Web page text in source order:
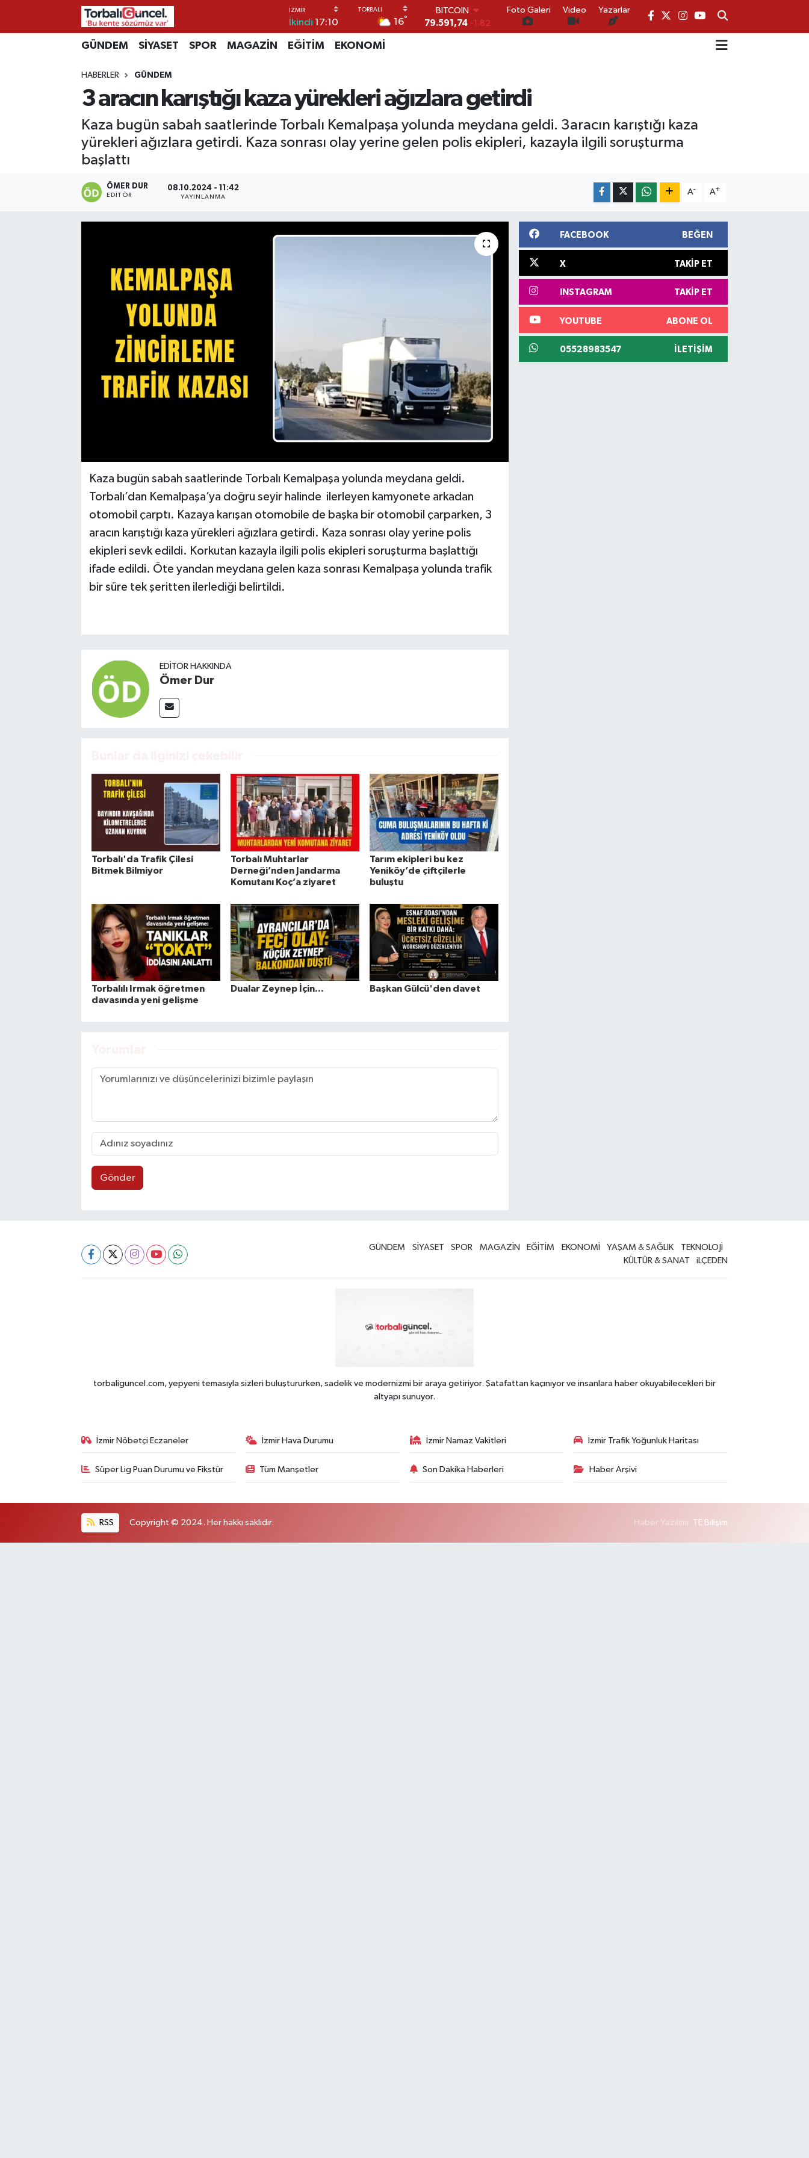
İkindi 17:10 16°
BITCOIN
79.591,74
-1.82
61,60380 0.18
G.ALTIN
6862,09000
0.19
BİST100
14.598,00
0
Foto Galeri Video Yazarlar
GÜNDEM SİYASET SPOR MAGAZİN EĞİTİM EKONOMİ
HABERLER GÜNDEM
3 aracın karıştığı kaza yürekleri ağızlara getirdi
Kaza bugün sabah saatlerinde Torbalı Kemalpaşa yolunda meydana geldi. 3aracın karıştığı kaza
yürekleri ağızlara getirdi. Kaza sonrası olay yerine gelen polis ekipleri, kazayla ilgili soruşturma
başlattı
ÖMER DUR
EDITÖR
08.10.2024 - 11:42
YAYINLANMA
A- A+
Kaza bugün sabah saatlerinde Torbalı Kemalpaşa yolunda meydana geldi.
Torbalı’dan Kemalpaşa’ya doğru seyir halinde ilerleyen kamyonete arkadan
otomobil çarptı. Kazaya karışan otomobile de başka bir otomobil çarparken, 3
aracın karıştığı kaza yürekleri ağızlara getirdi. Kaza sonrası olay yerine polis
ekipleri sevk edildi. Korkutan kazayla ilgili polis ekipleri soruşturma başlattığı
ifade edildi. Öte yandan meydana gelen kaza sonrası Kemalpaşa yolunda trafik
bir süre tek şeritten ilerlediği belirtildi.
EDITÖR HAKKINDA
Ömer Dur
Torbalı'da Trafik Çilesi
Bitmek Bilmiyor
Torbalı Muhtarlar
Derneği’nden Jandarma
Komutanı Koç’a ziyaret
Tarım ekipleri bu kez
Yeniköy’de çiftçilerle
buluştu
Torbalılı Irmak öğretmen
davasında yeni gelişme
Dualar Zeynep İçin... Başkan Gülcü'den davet
Gönder
FACEBOOK BEĞEN
X TAKIP ET
INSTAGRAM TAKIP ET
YOUTUBE ABONE OL
05528983547 İLETIŞIM
GÜNDEM SİYASET SPOR MAGAZİN EĞİTİM EKONOMİ YAŞAM & SAĞLIK
TEKNOLOJİ
KÜLTÜR & SANAT
iLÇEDEN
torbaliguncel.com, yepyeni temasıyla sizleri buluştururken, sadelik ve modernizmi bir araya getiriyor. Şatafattan kaçınıyor ve insanlara haber okuyabilecekleri bir
altyapı sunuyor.
İzmir Nöbetçi Eczaneler İzmir Hava Durumu İzmir Namaz Vakitleri İzmir Trafik Yoğunluk Haritası
Süper Lig Puan Durumu ve Fikstür Tüm Manşetler Son Dakika Haberleri Haber Arşivi
RSS Copyright © 2024. Her hakkı saklıdır. Haber Yazılımı: TE Bilişim
İzmir Nöbetçi Eczaneler
İzmir Hava Durumu
İzmir Namaz Vakitleri
İzmir Trafik Yoğunluk Haritası
Süper Lig Puan Durumu ve Fikstür
Tüm Manşetler